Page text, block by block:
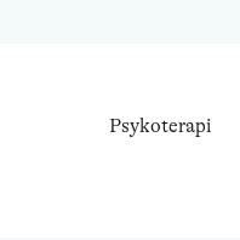
Psykoterapi